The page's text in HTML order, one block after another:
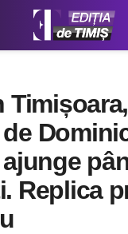
Timișoara,
Replica